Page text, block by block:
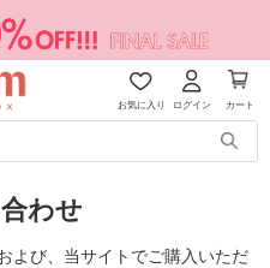
お気に入り ログイン カート
わせ
よび、当サイトでご購入いただ